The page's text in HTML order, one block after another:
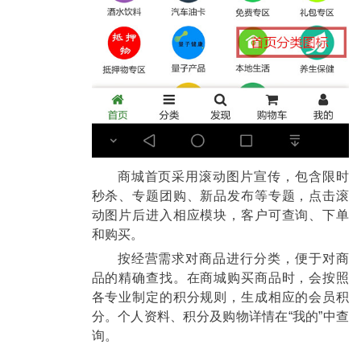
商城首页采用滚动图片宣传，包含限时
秒杀、专题团购、新品发布等专题，点击滚
动图片后进入相应模块，客户可查询、下单
和购买。
按经营需求对商品进行分类，便于对商
品的精确查找。在商城购买商品时，会按照
各专业制定的积分规则，生成相应的会员积
分。个人资料、积分及购物详情在“我的”中查
询。